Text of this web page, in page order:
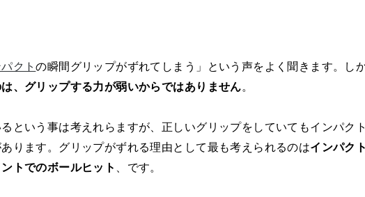
クトの瞬間グリップがずれてしまう」という声をよく聞きます。しか
、グリップする力が弱いからではありません。
という事は考えれらますが、正しいグリップをしていてもインパク
ります。グリップがずれる理由として最も考えられるのはインパク
トでのボールヒット 、です。